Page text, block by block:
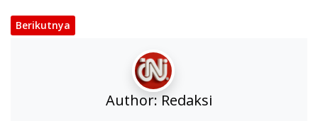
Berikutnya
Author:Redaksi